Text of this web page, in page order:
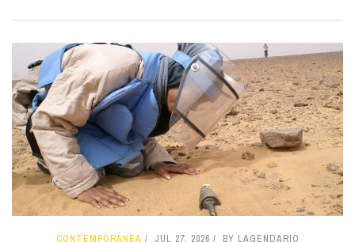
CONTEMPORÁNEA JUL 27, 2026 BY LAGENDARIO